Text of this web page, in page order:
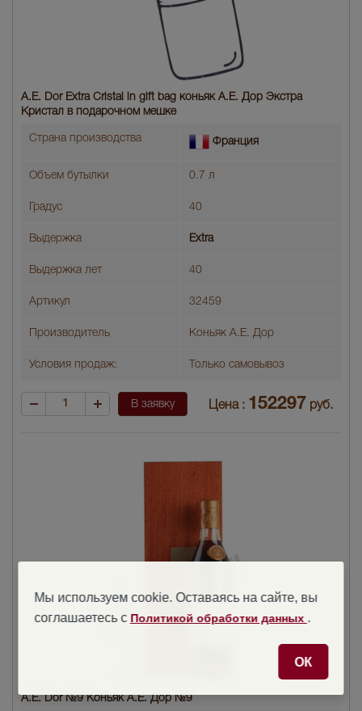
A.E. Dor Extra Cristal in gift bag коньяк А.Е. Дор Экстра
Кристал в подарочном мешке
Страна производства Франция
Объем бутылки 0.7 л
Градус 40
Выдержка Extra
Выдержка лет 40
Артикул 32459
Производитель Коньяк А.Е. Дор
Условия продаж: Только самовывоз
В заявку Цена : 152297 руб.
A.E. Dor №9 Коньяк А.Е. Дор №9
Мы используем cookie. Оставаясь на сайте, вы
соглашаетесь с Политикой обработки данных .
ОК